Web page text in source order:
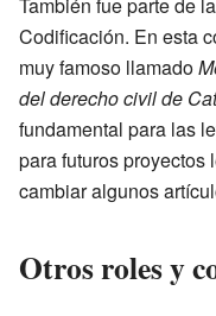
También fue parte de
Codificación. En esta
muy famoso llamado
del derecho civil de
fundamental para las
para futuros proyectos
cambiar algunos
Otros roles y